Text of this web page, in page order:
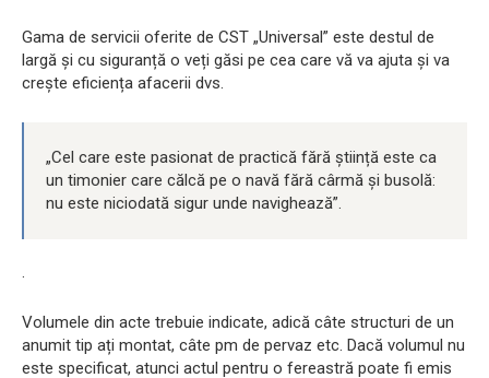
Gama de servicii oferite de CST „Universal” este destul de
largă și cu siguranță o veți găsi pe cea care vă va ajuta și va
crește eficiența afacerii dvs.
„Cel care este pasionat de practică fără știință este ca
un timonier care călcă pe o navă fără cârmă și busolă:
nu este niciodată sigur unde navighează”.
.
Volumele din acte trebuie indicate, adică câte structuri de un
anumit tip ați montat, câte pm de pervaz etc. Dacă volumul nu
este specificat, atunci actul pentru o fereastră poate fi emis